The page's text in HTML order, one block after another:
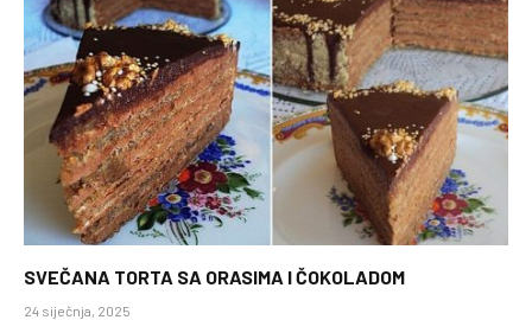
SVEČANA TORTA SA ORASIMA I ČOKOLADOM
24 siječnja, 2025